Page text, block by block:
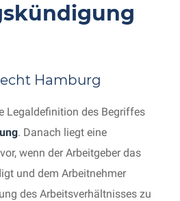
Hamburg
Legaldefinition des Begriffes
. Danach liegt eine
wenn der Arbeitgeber das
und dem Arbeitnehmer
des Arbeitsverhältnisses zu